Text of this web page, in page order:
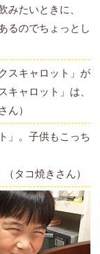
みたいときに、
るのでちょっとし
スキャロット」が
キャロット」は、
ん）
」。子供もこっち
タコ焼きさん）